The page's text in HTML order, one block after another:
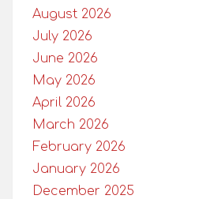
August 2026
July 2026
June 2026
May 2026
April 2026
March 2026
February 2026
January 2026
December 2025